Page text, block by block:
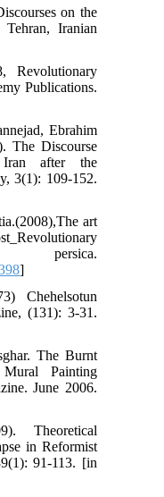
Discourses on the
Iran, Tehran, Iranian
2008, Revolutionary
Academy Publications.
Irannejad, Ebrahim
(2011). The Discourse
in Iran after the
3(1): 109-152.
christia.(2008),The art
post_Revolutionary
persica.
(1973) Chehelsotun
Magazine, (131): 3-31.
Asghar. The Burnt
Mural Painting
Magazine. June 2006.
(2009). Theoretical
Collapse in Reformist
39(1): 91-113. [in